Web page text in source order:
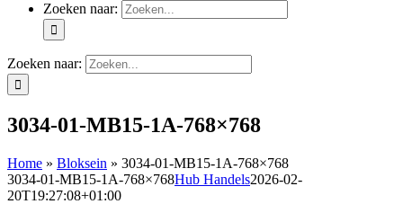
Zoeken naar:
Zoeken naar:
3034-01-MB15-1A-768×768
Home » Bloksein » 3034-01-MB15-1A-768×768
3034-01-MB15-1A-768×768Hub Handels2026-02-
20T19:27:08+01:00